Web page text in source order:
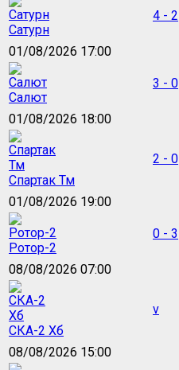
Сатурн
4 - 2
01/08/2026 17:00
Салют
3 - 0
01/08/2026 18:00
Спартак Тм
2 - 0
01/08/2026 19:00
Ротор-2
0 - 3
08/08/2026 07:00
СКА-2 Хб
v
08/08/2026 15:00